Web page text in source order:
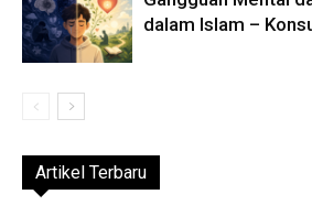
dalam Islam –
Artikel Terbaru